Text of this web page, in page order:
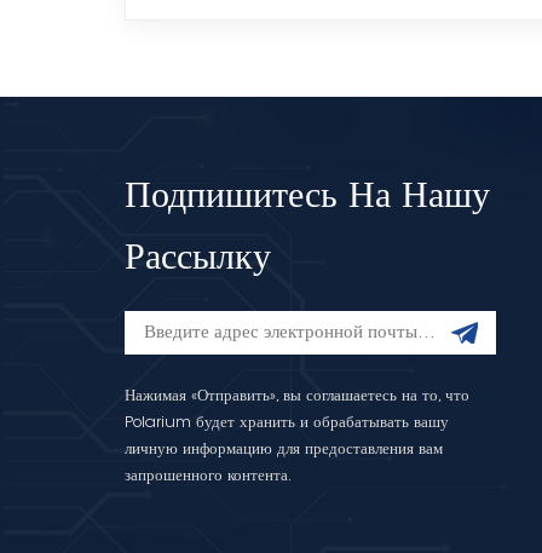
Подпишитесь На Нашу
Рассылку
Нажимая «Отправить», вы соглашаетесь на то, что
Polarium будет хранить и обрабатывать вашу
личную информацию для предоставления вам
запрошенного контента.